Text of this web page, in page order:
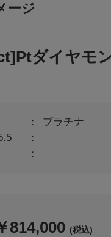
ージ
ダイヤモ
プラチナ
814,000 (税込)